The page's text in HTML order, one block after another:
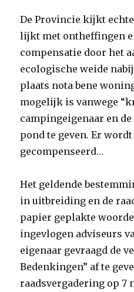
De Provincie kijkt
lijkt met ontheffingen
compensatie door het
ecologische weide
plaats nota bene
mogelijk is vanwege
campingeigenaar en
pond te geven. Er
gecompenseerd…
Het geldende
in uitbreiding en de
papier geplakte
ingevlogen adviseurs
eigenaar gevraagd de
Bedenkingen” af te
raadsvergadering op 7